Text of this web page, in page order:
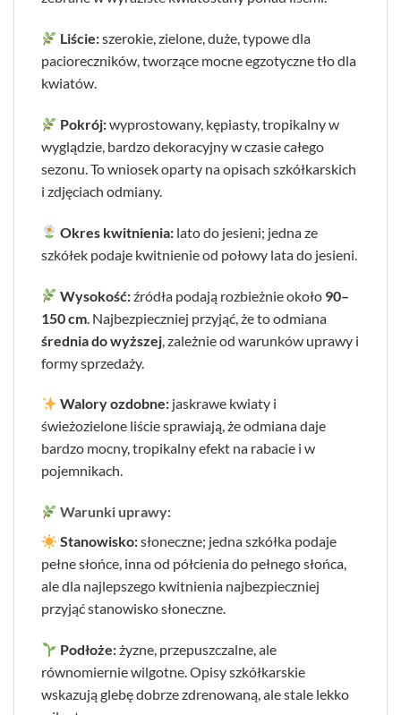
Liście:szerokie, zielone, duże, typowe dla
pacioreczników, tworzące mocne egzotyczne tło dla
kwiatów.
Pokrój:wyprostowany, kępiasty, tropikalny w
wyglądzie, bardzo dekoracyjny w czasie całego
sezonu. To wniosek oparty na opisach szkółkarskich
i zdjęciach odmiany.
Okres kwitnienia: lato do jesieni; jedna ze
szkółek podaje kwitnienie od połowy lata do jesieni.
Wysokość:źródła podają rozbieżnie około 90–
150 cm . Najbezpieczniej przyjąć, że to odmiana
średnia do wyższej , zależnie od warunków uprawy i
formy sprzedaży.
Walory ozdobne: jaskrawe kwiaty i
świeżozielone liście sprawiają, że odmiana daje
bardzo mocny, tropikalny efekt na rabacie i w
pojemnikach.
Warunki uprawy:
Stanowisko:słoneczne; jedna szkółka podaje
pełne słońce, inna od półcienia do pełnego słońca,
ale dla najlepszego kwitnienia najbezpieczniej
przyjąć stanowisko słoneczne.
Podłoże:żyzne, przepuszczalne, ale
równomiernie wilgotne. Opisy szkółkarskie
wskazują glebę dobrze zdrenowaną, ale stale lekko